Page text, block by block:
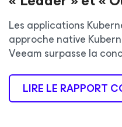
Les applications
approche native
Veeam surpasse la
LIRE LE RAPPORT